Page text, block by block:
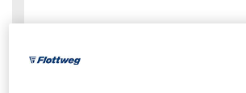
29.09.2026 - 30.09.2026, Valladolid -